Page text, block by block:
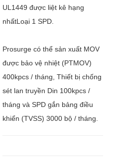
UL1449 được liệt kê hạng
nhấtLoại 1 SPD.
Prosurge có thể sản xuất MOV
được bảo vệ nhiệt (PTMOV)
400kpcs / tháng, Thiết bị chống
sét lan truyền Din 100kpcs /
tháng và SPD gắn bảng điều
khiển (TVSS) 3000 bộ / tháng.